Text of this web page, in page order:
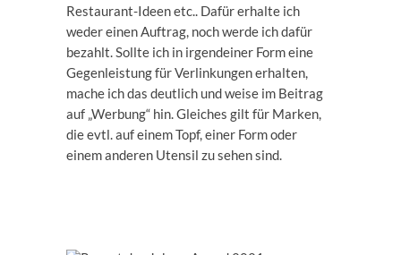
Restaurant-Ideen etc.. Dafür erhalte ich
weder einen Auftrag, noch werde ich dafür
bezahlt. Sollte ich in irgendeiner Form eine
Gegenleistung für Verlinkungen erhalten,
mache ich das deutlich und weise im Beitrag
auf „Werbung“ hin. Gleiches gilt für Marken,
die evtl. auf einem Topf, einer Form oder
einem anderen Utensil zu sehen sind.